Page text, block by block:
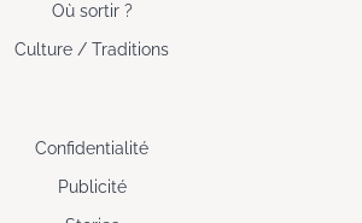
Où sortir ?
Culture / Traditions
Confidentialité
Publicité